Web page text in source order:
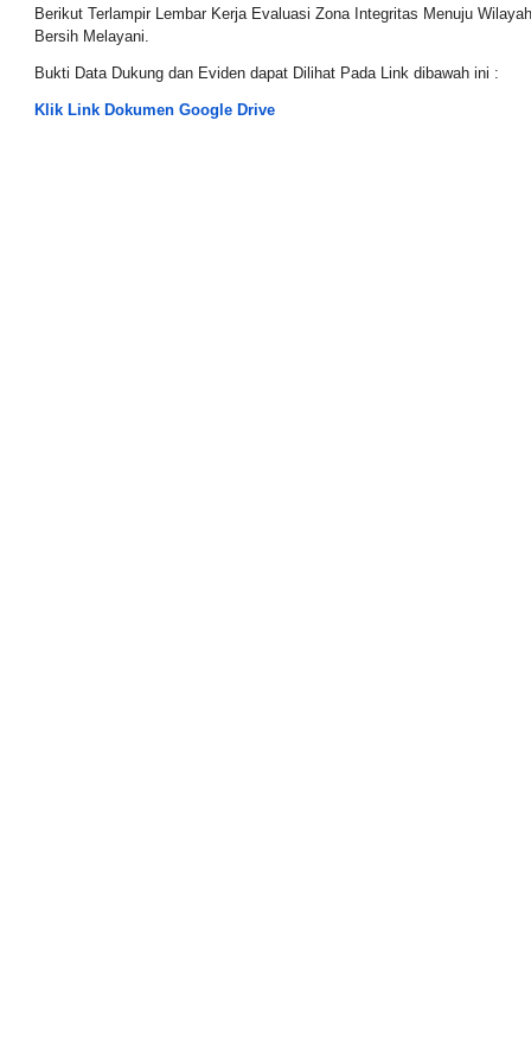
Berikut Terlampir Lembar Kerja Evaluasi Zona Integritas Menuju
Bersih Melayani.
Bukti Data Dukung dan Eviden dapat Dilihat Pada Link dibawah ini :
Klik Link Dokumen Google Drive